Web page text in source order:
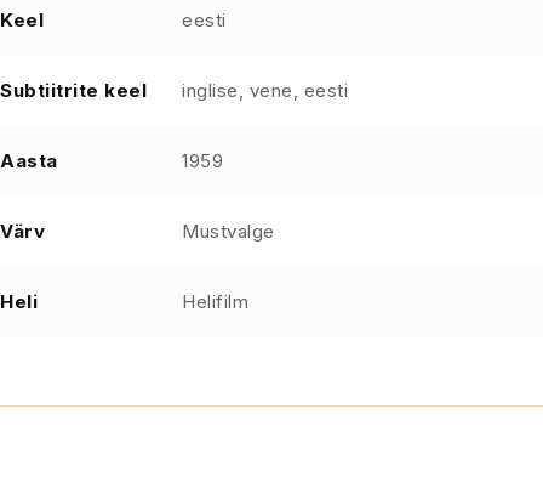
Keel eesti
Subtiitrite keel inglise, vene, eesti
Aasta 1959
Värv Mustvalge
Heli Helifilm